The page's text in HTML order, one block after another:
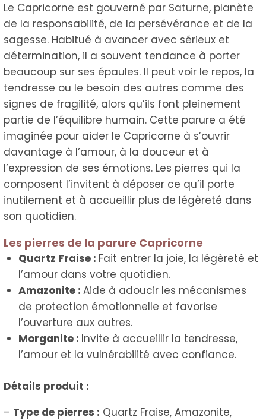
prix :
50,00 €
à
80,00 €
Le Capricorne est gouverné par Saturne, planète
de la responsabilité, de la persévérance et de la
sagesse. Habitué à avancer avec sérieux et
détermination, il a souvent tendance à porter
beaucoup sur ses épaules. Il peut voir le repos, la
tendresse ou le besoin des autres comme des
signes de fragilité, alors qu’ils font pleinement
partie de l’équilibre humain. Cette parure a été
imaginée pour aider le Capricorne à s’ouvrir
davantage à l’amour, à la douceur et à
l’expression de ses émotions. Les pierres qui la
composent l’invitent à déposer ce qu’il porte
inutilement et à accueillir plus de légèreté dans
son quotidien.
Les pierres de la parure Capricorne
Quartz Fraise : Fait entrer la joie, la légèreté et
l’amour dans votre quotidien.
Amazonite :Aide à adoucir les mécanismes
de protection émotionnelle et favorise
l’ouverture aux autres.
Morganite : Invite à accueillir la tendresse,
l’amour et la vulnérabilité avec confiance.
Détails produit :
– Type de pierres : Quartz Fraise, Amazonite,